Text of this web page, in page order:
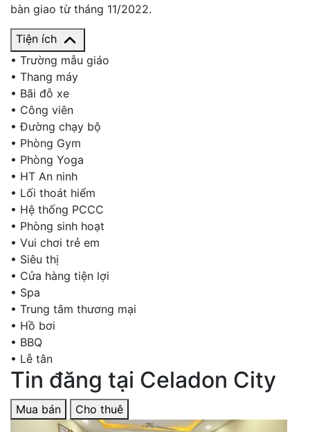
bàn giao từ tháng 11/2022.
Tiện ích
• Trường mẫu giáo
• Thang máy
• Bãi đỗ xe
• Công viên
• Đường chạy bộ
• Phòng Gym
• Phòng Yoga
• HT An ninh
• Lối thoát hiểm
• Hệ thống PCCC
• Phòng sinh hoạt
• Vui chơi trẻ em
• Siêu thị
• Cửa hàng tiện lợi
• Spa
• Trung tâm thương mại
• Hồ bơi
• BBQ
• Lễ tân
Tin đăng tại Celadon City
Mua bán Cho thuê